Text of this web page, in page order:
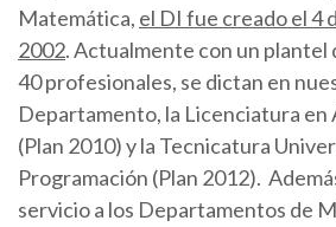
Matemática, el DI fue creado el 4
2002. Actualmente con un plantel
40 profesionales, se dictan en
Departamento, la Licenciatura en
(Plan 2010) y la Tecnicatura
Programación (Plan 2012).
servicio a los Departamentos de